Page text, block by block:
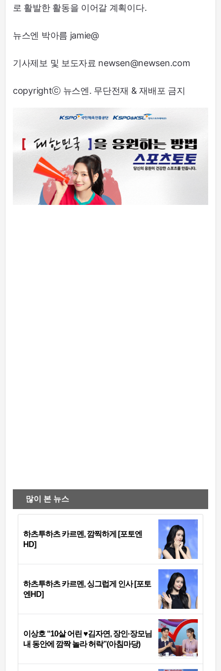
로 활발한 활동을 이어갈 계획이다.
뉴스엔 박아름 jamie@
기사제보 및 보도자료 newsen@newsen.com
copyrightⓒ 뉴스엔. 무단전재 & 재배포 금지
많이 본 뉴스
하츠투하츠 카르멘, 깜찍하게 [포토엔
HD]
하츠투하츠 카르멘, 싱그럽게 인사 [포토
엔HD]
이상호 “10살 어린 ♥김자연, 장인·장모님
내 동안에 깜짝 놀라 허락”(아침마당)